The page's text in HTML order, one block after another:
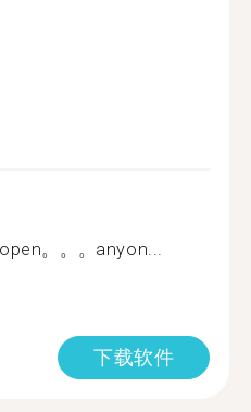
。。。anyon...
下载软件